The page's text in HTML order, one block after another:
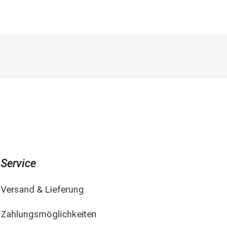
Service
Versand & Lieferung
Zahlungsmöglichkeiten